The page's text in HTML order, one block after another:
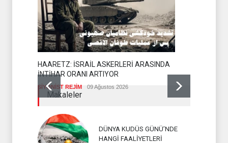
HAARETZ: İSRAİL ASKERLERİ ARASINDA
İNTİHAR ORANI ARTIYOR
SİYONİST REJİM 09 Ağustos 2026
Makaleler
DÜNYA KUDÜS GÜNÜ’NDE
HANGİ FAALİYETLERİ